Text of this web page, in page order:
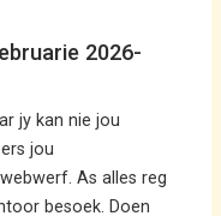
2026-
jy kan nie jou
jou
As alles reg
besoek. Doen